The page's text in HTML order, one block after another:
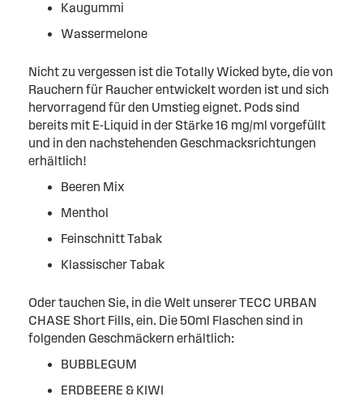
Kaugummi
Wassermelone
Nicht zu vergessen ist die Totally Wicked byte, die von
Rauchern für Raucher entwickelt worden ist und sich
hervorragend für den Umstieg eignet. Pods sind
bereits mit E-Liquid in der Stärke 16 mg/ml vorgefüllt
und in den nachstehenden Geschmacksrichtungen
erhältlich!
Beeren Mix
Menthol
Feinschnitt Tabak
Klassischer Tabak
Oder tauchen Sie, in die Welt unserer TECC URBAN
CHASE Short Fills, ein. Die 50ml Flaschen sind in
folgenden Geschmäckern erhältlich:
BUBBLEGUM
ERDBEERE & KIWI